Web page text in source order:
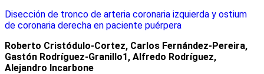
Disección de tronco de arteria coronaria izquierda y ostium
de coronaria derecha en paciente puérpera
Roberto Cristódulo-Cortez, Carlos Fernández-Pereira,
Gastón Rodríguez-Granillo1, Alfredo Rodríguez,
Alejandro Incarbone